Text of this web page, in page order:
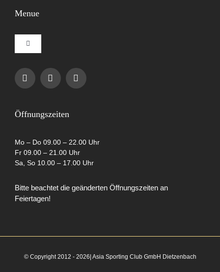
Menue
Toggle
Navigation
Impressum
Cookie-Richtlinie (EU)
Partner
Öffnungszeiten
Mo – Do 09.00 – 22.00 Uhr
Fr 09.00 – 21.00 Uhr
Sa, So 10.00 – 17.00 Uhr
Bitte beachtet die geänderten Öffnungszeiten an
Feiertagen!
© Copyright 2012 - 2026| Asia Sporting Club GmbH Dietzenbach